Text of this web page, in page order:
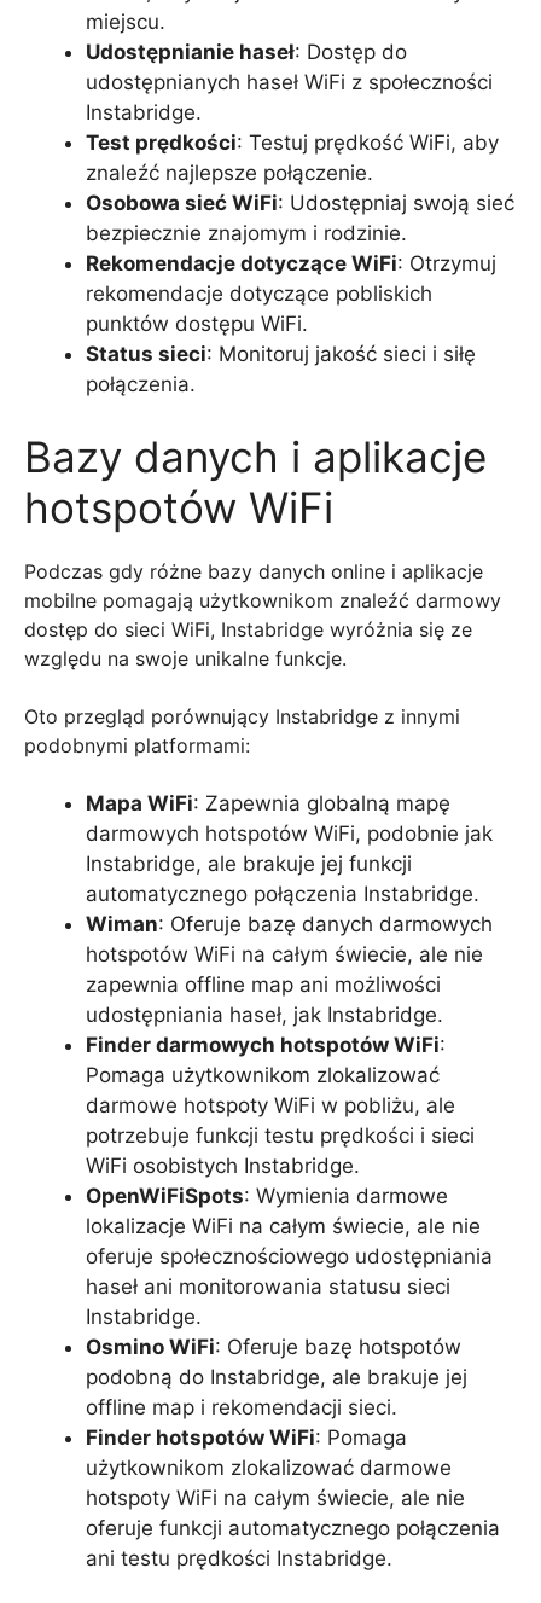
miejscu.
Udostępnianie haseł: Dostęp do
udostępnianych haseł WiFi z społeczności
Instabridge.
Test prędkości: Testuj prędkość WiFi, aby
znaleźć najlepsze połączenie.
Osobowa sieć WiFi: Udostępniaj swoją sieć
bezpiecznie znajomym i rodzinie.
Rekomendacje dotyczące WiFi: Otrzymuj
rekomendacje dotyczące pobliskich
punktów dostępu WiFi.
Status sieci: Monitoruj jakość sieci i siłę
połączenia.
Bazy danych i aplikacje
hotspotów WiFi
Podczas gdy różne bazy danych online i aplikacje
mobilne pomagają użytkownikom znaleźć darmowy
dostęp do sieci WiFi, Instabridge wyróżnia się ze
względu na swoje unikalne funkcje.
Oto przegląd porównujący Instabridge z innymi
podobnymi platformami:
Mapa WiFi: Zapewnia globalną mapę
darmowych hotspotów WiFi, podobnie jak
Instabridge, ale brakuje jej funkcji
automatycznego połączenia Instabridge.
Wiman: Oferuje bazę danych darmowych
hotspotów WiFi na całym świecie, ale nie
zapewnia offline map ani możliwości
udostępniania haseł, jak Instabridge.
Finder darmowych hotspotów WiFi:
Pomaga użytkownikom zlokalizować
darmowe hotspoty WiFi w pobliżu, ale
potrzebuje funkcji testu prędkości i sieci
WiFi osobistych Instabridge.
OpenWiFiSpots: Wymienia darmowe
lokalizacje WiFi na całym świecie, ale nie
oferuje społecznościowego udostępniania
haseł ani monitorowania statusu sieci
Instabridge.
Osmino WiFi: Oferuje bazę hotspotów
podobną do Instabridge, ale brakuje jej
offline map i rekomendacji sieci.
Finder hotspotów WiFi: Pomaga
użytkownikom zlokalizować darmowe
hotspoty WiFi na całym świecie, ale nie
oferuje funkcji automatycznego połączenia
ani testu prędkości Instabridge.